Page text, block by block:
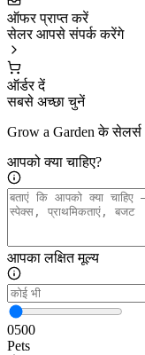
ऑफर प्राप्त करें
सेलर आपसे संपर्क करेंगे
ऑर्डर दें
सबसे अच्छा चुनें
Grow a Garden के
आपको क्या चाहिए?
आपका लक्षित मूल्य
0500
Pets